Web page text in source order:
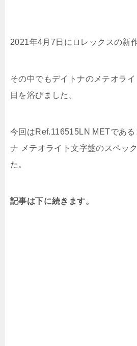
2021年4月7日にロレックスの新
その中でもデイトナのメテオラ
目を浴びました。
今回はRef.116515LN METである
ナ メテオライト文字盤のスペッ
た。
記事は下に続きます。